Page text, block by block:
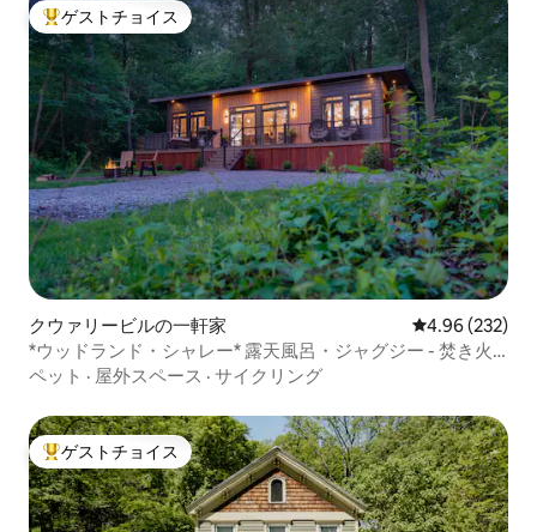
大好評のゲストチョイスです。
ゲストチョイス
クウァリービルの一軒家 レビュー232
4.96 (232)
*ウッドランド・シャレー* 露天風呂・ジャグジー - 焚き火
台 - グリル
ペット · 屋外スペース · サイクリング
大好評のゲストチョイスです。
ゲストチョイス